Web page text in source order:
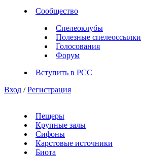
Сообщество
Спелеоклубы
Полезные спелеоссылки
Голосования
Форум
Вступить в РСС
Вход / Регистрация
Пещеры
Крупные залы
Сифоны
Карстовые источники
Биота